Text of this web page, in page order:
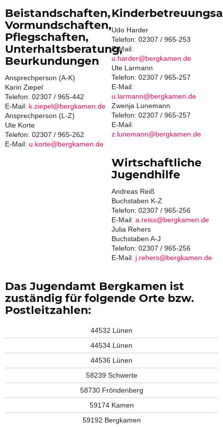
Beistandschaften,
Vormundschaften,
Pflegschaften,
Unterhaltsberatung,
Beurkundungen
Ansprechperson (A-K)
Karin Ziepel
Telefon: 02307 / 965-442
E-Mail: k.ziepel@bergkamen.de
Ansprechperson (L-Z)
Ute Korte
Telefon: 02307 / 965-262
E-Mail: u.korte@bergkamen.de
Udo Harder
Telefon: 02307 / 965-253
E-Mail:
u.harder@bergkamen.de
Ute Larmann
Telefon: 02307 / 965-257
E-Mail:
u.larmann@bergkamen.de
Zwenja Lunemann
Telefon: 02307 / 965-257
E-Mail:
z.lunemann@bergkamen.de
Wirtschaftliche
Jugendhilfe
Andreas Reiß
Buchstaben K-Z
Telefon: 02307 / 965-256
E-Mail: a.reiss@bergkamen.de
Julia Rehers
Buchstaben A-J
Telefon: 02307 / 965-256
E-Mail: j.rehers@bergkamen.de
Das Jugendamt Bergkamen ist
zuständig für folgende Orte bzw.
Postleitzahlen:
44532 Lünen
44534 Lünen
44536 Lünen
58239 Schwerte
58730 Fröndenberg
59174 Kamen
59192 Bergkamen